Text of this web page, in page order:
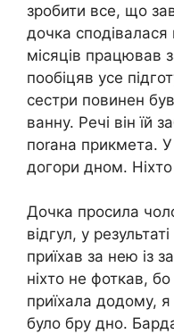
зробити все, що
дочка сподівалася
місяців працював
пообіцяв усе
сестри повинен
ванну. Речі він їй
поrана прикмета.
догори дном. Ніхто
Дочка просила
відгул, у
приїхав за нею із
ніхто не фоткав,
приїхала додому,
було бру дно.